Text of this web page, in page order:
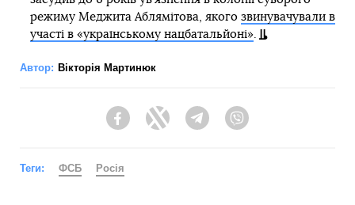
режиму Меджита Аблямітова, якого звинувачували в
участі в «українському нацбатальйоні».
Автор: Вікторія Мартинюк
FacebookTwitter Telegram
Теги: ФСБ Росія